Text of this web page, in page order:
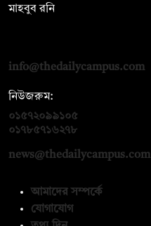
মাহবুব রনি
info@thedailycampus.com
নিউজরুম:
০১৫৭২০৯৯১০৫
০১৭৮৫৭১৬২৭৮
news@thedailycampus.com
আমাদের সম্পর্কে
যোগাযোগ